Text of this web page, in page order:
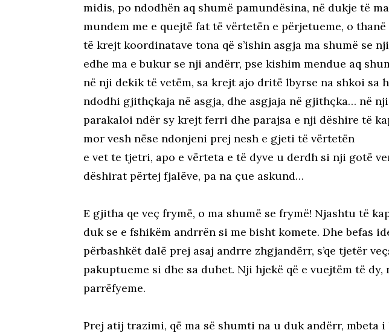
midis, po ndodhën aq shumë pamundësina, në dukje të
mundem me e quejtë fat të vërtetën e përjetueme, o
të krejt koordinatave tona që s’ishin asgja ma shumë se
edhe ma e bukur se nji andërr, pse kishim mendue aq
në nji dekik të vetëm, sa krejt ajo dritë lbyrse na shkoi sa
ndodhi gjithçkaja në asgja, dhe asgjaja në gjithçka… në
parakaloi ndër sy krejt ferri dhe parajsa e nji dëshire të
mor vesh nëse ndonjeni prej nesh e gjeti të vërtetën
e vet te tjetri, apo e vërteta e të dyve u derdh si nji gotë
dëshirat përtej fjalëve, pa na çue askund…
E gjitha qe veç frymë, o ma shumë se frymë! Njashtu të
duk se e fshikëm andrrën si me bisht komete. Dhe befas
përbashkët dalë prej asaj andrre zhgjandërr, s’qe tjetër
pakuptueme si dhe sa duhet. Nji hjekë që e vuejtëm të dy,
parrëfyeme.
Prej atij trazimi, që ma së shumti na u duk andërr, mbeta